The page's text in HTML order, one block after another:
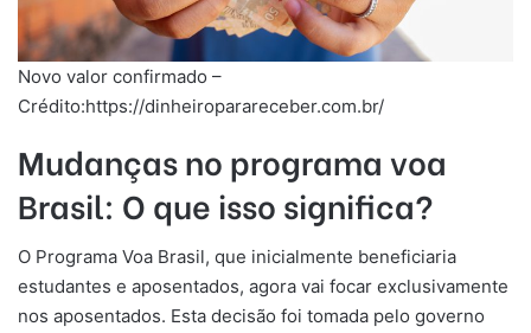
Novo valor confirmado –
Crédito:https://dinheiroparareceber.com.br/
Mudanças no programa voa
Brasil: O que isso significa?
O Programa Voa Brasil, que inicialmente beneficiaria
estudantes e aposentados, agora vai focar exclusivamente
nos aposentados. Esta decisão foi tomada pelo governo